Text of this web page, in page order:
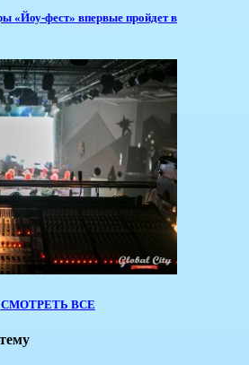
«Йоу-фест» впервые пройдет в
СМОТРЕТЬ ВСЕ